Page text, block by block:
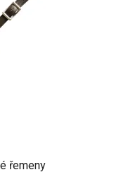
řemeny